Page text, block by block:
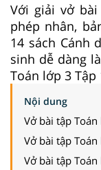
Với giải vở
phép nhân,
14 sách Cánh
sinh dễ dàng
Toán lớp 3 Tập
Nội dung
Vở bài tập
Vở bài tập
Vở bài tập